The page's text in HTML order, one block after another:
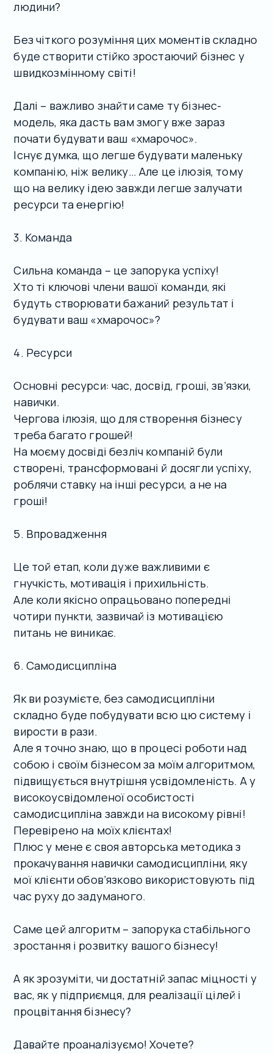
людини?
Без чіткого розуміння цих моментів складно
буде створити стійко зростаючий бізнес у
швидкозмінному світі!
Далі – важливо знайти саме ту бізнес-
модель, яка дасть вам змогу вже зараз
почати будувати ваш «хмарочос».
Існує думка, що легше будувати маленьку
компанію, ніж велику… Але це ілюзія, тому
що на велику ідею завжди легше залучати
ресурси та енергію!
3. Команда
Сильна команда – це запорука успіху!
Хто ті ключові члени вашої команди, які
будуть створювати бажаний результат і
будувати ваш «хмарочос»?
4. Ресурси
Основні ресурси: час, досвід, гроші, зв’язки,
навички.
Чергова ілюзія, що для створення бізнесу
треба багато грошей!
На моєму досвіді безліч компаній були
створені, трансформовані й досягли успіху,
роблячи ставку на інші ресурси, а не на
гроші!
5. Впровадження
Це той етап, коли дуже важливими є
гнучкість, мотивація і прихильність.
Але коли якісно опрацьовано попередні
чотири пункти, зазвичай із мотивацією
питань не виникає.
6. Самодисципліна
Як ви розумієте, без самодисципліни
складно буде побудувати всю цю систему і
вирости в рази.
Але я точно знаю, що в процесі роботи над
собою і своїм бізнесом за моїм алгоритмом,
підвищується внутрішня усвідомленість. А у
високоусвідомленої особистості
самодисципліна завжди на високому рівні!
Перевірено на моїх клієнтах!
Плюс у мене є своя авторська методика з
прокачування навички самодисципліни, яку
мої клієнти обов’язково використовують під
час руху до задуманого.
Саме цей алгоритм – запорука стабільного
зростання і розвитку вашого бізнесу!
А як зрозуміти, чи достатній запас міцності у
вас, як у підприємця, для реалізації цілей і
процвітання бізнесу?
Давайте проаналізуємо! Хочете?